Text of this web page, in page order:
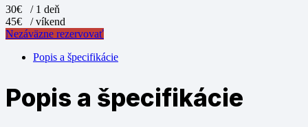
30€ / 1 deň
45€ / víkend
Nezáväzne rezervovať
Popis a špecifikácie
Popis a špecifikácie